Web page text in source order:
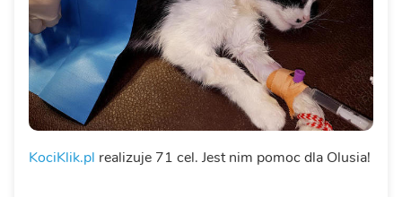
KociKlik.pl realizuje 71 cel. Jest nim pomoc dla Olusia!